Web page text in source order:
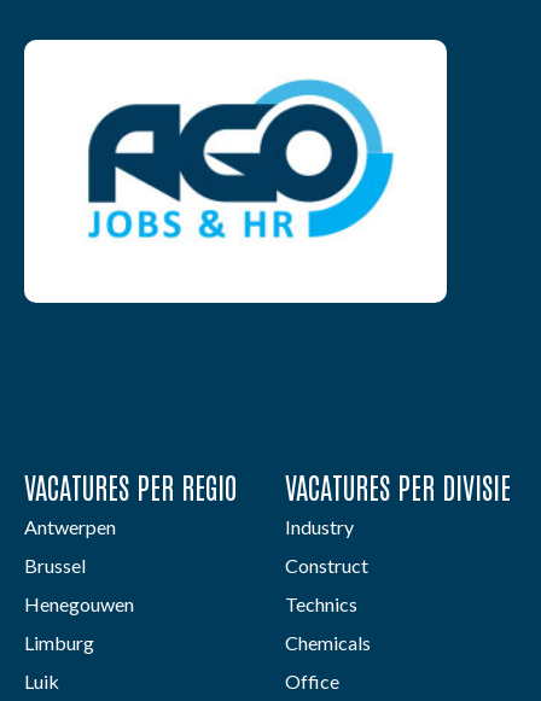
VACATURES PER REGIO
Antwerpen
Brussel
Henegouwen
Limburg
Luik
VACATURES PER DIVISIE
Industry
Construct
Technics
Chemicals
Office